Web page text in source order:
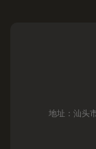
地址：汕头